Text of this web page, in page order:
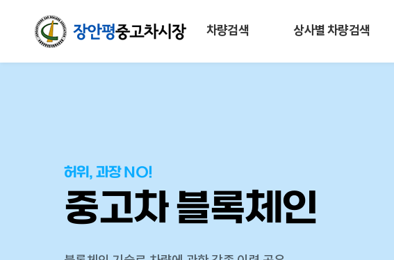
차량검색 상사별 차량검색
허위, 과장 NO!
중고차 블록체인